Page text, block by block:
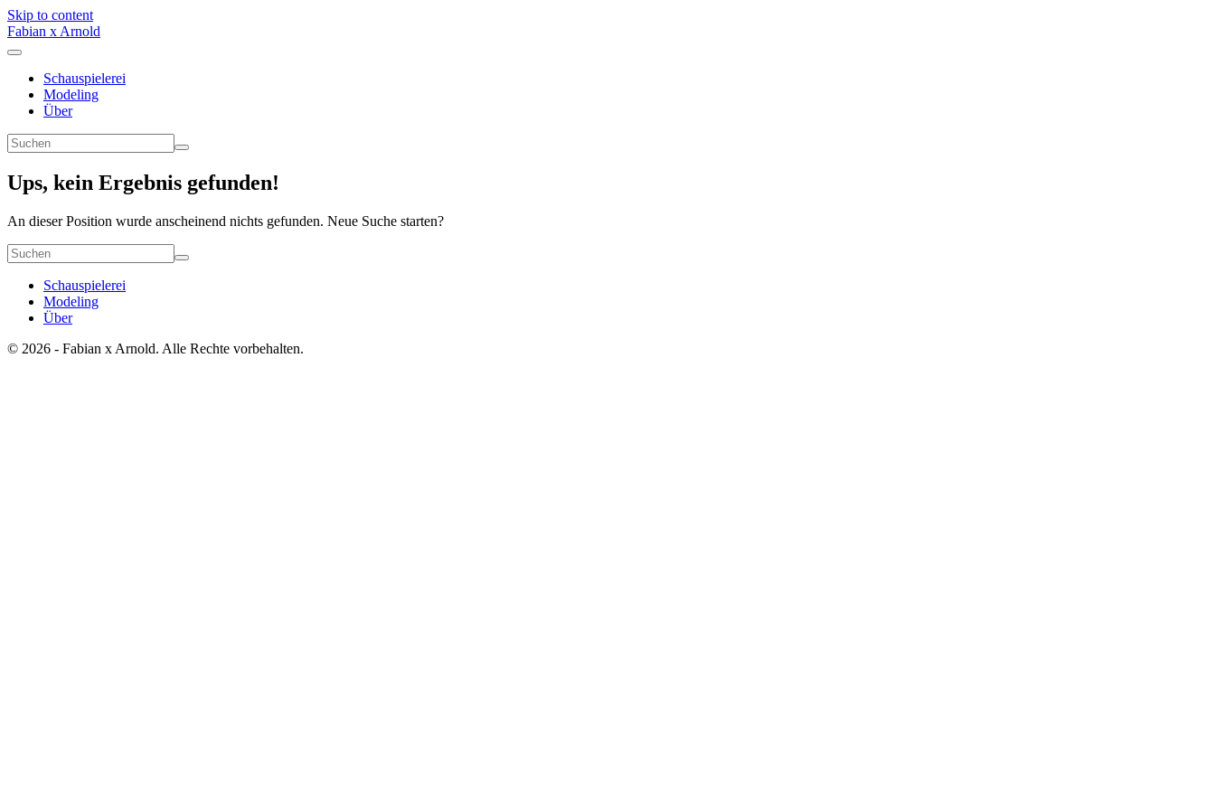
Skip to content
Fabian x Arnold
Schauspielerei
Modeling
Über
Ups, kein Ergebnis gefunden!
An dieser Position wurde anscheinend nichts gefunden. Neue Suche starten?
Schauspielerei
Modeling
Über
© 2026 - Fabian x Arnold. Alle Rechte vorbehalten.